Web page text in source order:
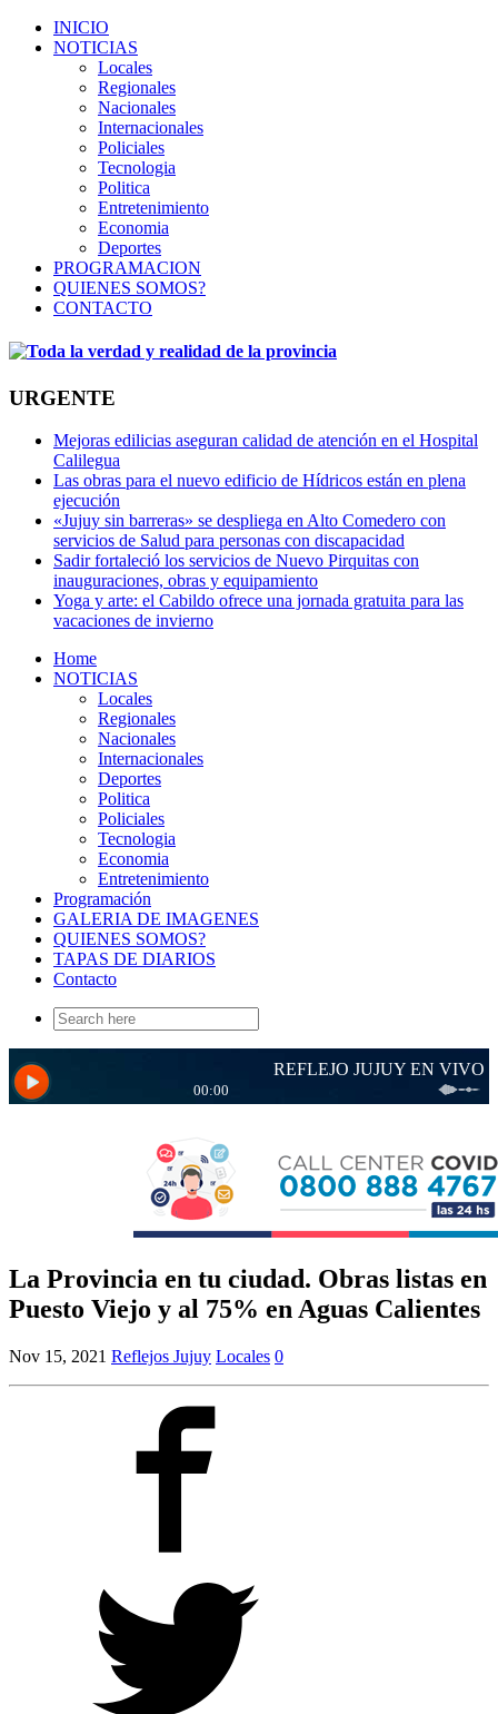
INICIO
NOTICIAS
Locales
Regionales
Nacionales
Internacionales
Policiales
Tecnologia
Politica
Entretenimiento
Economia
Deportes
PROGRAMACION
QUIENES SOMOS?
CONTACTO
URGENTE
Mejoras edilicias aseguran calidad de atención en el Hospital
Calilegua
Las obras para el nuevo edificio de Hídricos están en plena
ejecución
«Jujuy sin barreras» se despliega en Alto Comedero con
servicios de Salud para personas con discapacidad
Sadir fortaleció los servicios de Nuevo Pirquitas con
inauguraciones, obras y equipamiento
Yoga y arte: el Cabildo ofrece una jornada gratuita para las
vacaciones de invierno
Home
NOTICIAS
Locales
Regionales
Nacionales
Internacionales
Deportes
Politica
Policiales
Tecnologia
Economia
Entretenimiento
Programación
GALERIA DE IMAGENES
QUIENES SOMOS?
TAPAS DE DIARIOS
Contacto
Search
for:
La Provincia en tu ciudad. Obras listas en
Puesto Viejo y al 75% en Aguas Calientes
Nov 15, 2021 Reflejos Jujuy Locales 0